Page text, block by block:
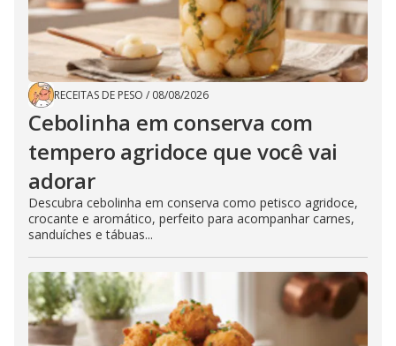
RECEITAS DE PESO / 08/08/2026
Cebolinha em conserva com
tempero agridoce que você vai
adorar
Descubra cebolinha em conserva como petisco agridoce,
crocante e aromático, perfeito para acompanhar carnes,
sanduíches e tábuas...